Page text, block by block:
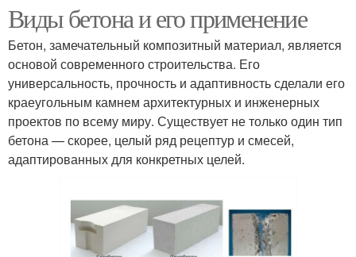
Виды бетона и его применение
Бетон, замечательный композитный материал, является
основой современного строительства. Его
универсальность, прочность и адаптивность сделали его
краеугольным камнем архитектурных и инженерных
проектов по всему миру. Существует не только один тип
бетона — скорее, целый ряд рецептур и смесей,
адаптированных для конкретных целей.